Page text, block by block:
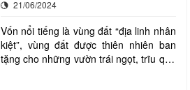
cả các bộ phận của cây còn có thể
21/06/2024
Vốn nổi tiếng là vùng đất “địa linh nhân
kiệt”, vùng đất được thiên nhiên ban
tặng cho những vườn trái ngọt, trĩu quả